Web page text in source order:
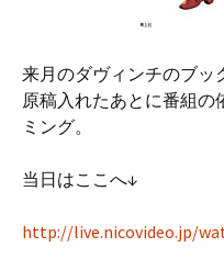
来月のダヴィンチのブッ
原稿入れたあとに番組の
ミング。
当日はここへ↓
http://live.nicovideo.jp/